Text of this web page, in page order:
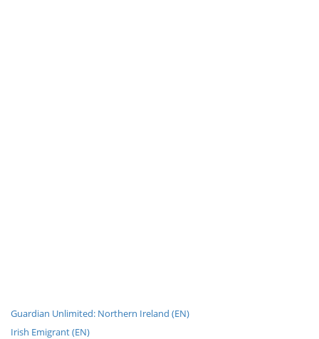
Guardian Unlimited: Northern Ireland (EN)
Irish Emigrant (EN)